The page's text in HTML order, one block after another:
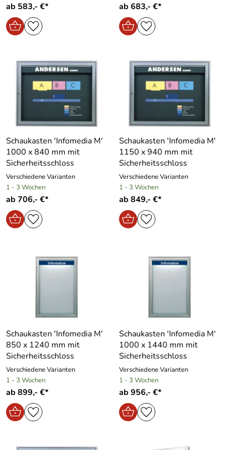
ab 583,- €* ab 683,- €*
Schaukasten ′Infomedia M′
1000 x 840 mm mit
Sicherheitsschloss
Verschiedene Varianten
1 - 3 Wochen
ab 706,- €*
Schaukasten ′Infomedia M′
1150 x 940 mm mit
Sicherheitsschloss
Verschiedene Varianten
1 - 3 Wochen
ab 849,- €*
Schaukasten ′Infomedia M′
850 x 1240 mm mit
Sicherheitsschloss
Verschiedene Varianten
1 - 3 Wochen
ab 899,- €*
Schaukasten ′Infomedia M′
1000 x 1440 mm mit
Sicherheitsschloss
Verschiedene Varianten
1 - 3 Wochen
ab 956,- €*